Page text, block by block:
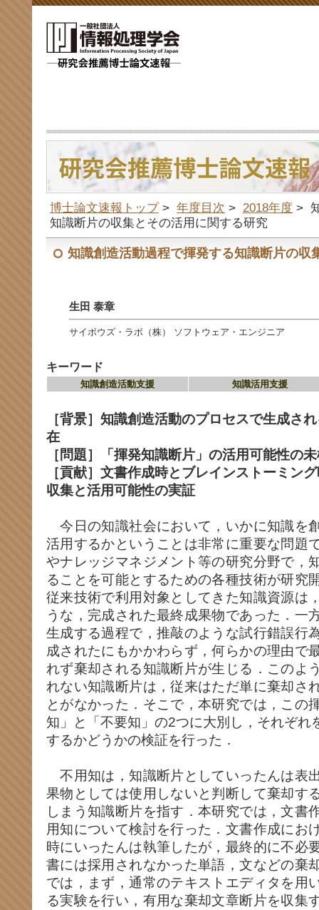
博士論文速報トップ> 年度目次 > 2018年度 >
知識断片の収集とその活用に関する研究
知識創造活動過程で揮発する知識断片の収
生田 泰章
サイボウズ・ラボ（株） ソフトウェア・エンジニア
キーワード
知識創造活動支援 知識活用支援
［背景］知識創造活動のプロセスで生成さ
在
［問題］「揮発知識断片」の活用可能性の
［貢献］文書作成時とブレインストーミン
収集と活用可能性の実証
今日の知識社会において，いかに知識を
活用するかということは非常に重要な問題
やナレッジマネジメント等の研究分野で，
ることを可能とするための各種技術が研究
従来技術で利用対象としてきた知識資源は
うな，完成された最終成果物であった．一
生成する過程で，推敲のような試行錯誤行
成されたにもかかわらず，何らかの理由で
れず棄却される知識断片が生じる．このよ
れない知識断片は，従来はただ単に棄却さ
とがなかった．そこで，本研究では，この
知」と「不要知」の2つに大別し，それぞれ
するかどうかの検証を行った．
不用知は，知識断片としていったんは表
果物としては使用しないと判断して棄却す
しまう知識断片を指す．本研究では，文書
用知について検討を行った．文書作成にお
時にいったんは執筆したが，最終的に不必
書には採用されなかった単語，文などの棄
では，まず，通常のテキストエディタを用
る実験を行い，有用な棄却文章断片を収集